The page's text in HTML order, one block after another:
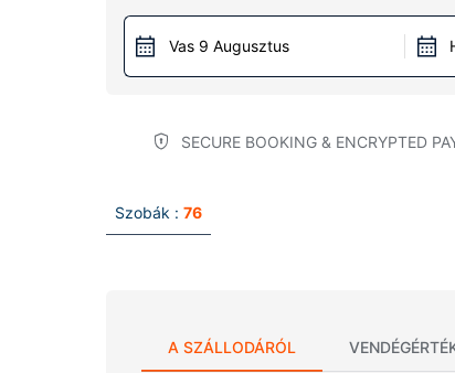
Vas 9 Augusztus
SECURE BOOKING & ENCRYPTED
Szobák : 76
A SZÁLLODÁRÓL